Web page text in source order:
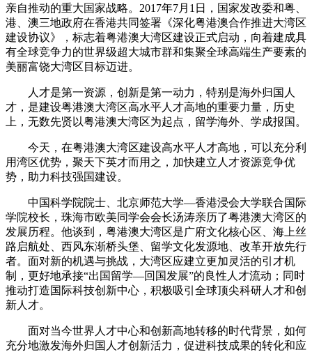
亲自推动的重大国家战略。2017年7月1日，国家发改委和粤、
港、澳三地政府在香港共同签署《深化粤港澳合作推进大湾区
建设协议》，标志着粤港澳大湾区建设正式启动，向着建成具
有全球竞争力的世界级超大城市群和集聚全球高端生产要素的
美丽富饶大湾区目标迈进。
人才是第一资源，创新是第一动力，特别是海外归国人
才，是建设粤港澳大湾区高水平人才高地的重要力量，历史
上，无数先贤以粤港澳大湾区为起点，留学海外、学成报国。
今天，在粤港澳大湾区建设高水平人才高地，可以充分利
用湾区优势，聚天下英才而用之，加快建立人才资源竞争优
势，助力科技强国建设。
中国科学院院士、北京师范大学—香港浸会大学联合国际
学院校长，珠海市欧美同学会会长汤涛亲历了粤港澳大湾区的
发展历程。他谈到，粤港澳大湾区是广府文化核心区、海上丝
路启航处、西风东渐桥头堡、留学文化发源地、改革开放先行
者。面对新的机遇与挑战，大湾区应建立更加灵活的引才机
制，更好地承接“出国留学—回国发展”的良性人才流动；同时
推动打造国际科技创新中心，积极吸引全球顶尖科研人才和创
新人才。
面对当今世界人才中心和创新高地转移的时代背景，如何
充分地激发海外归国人才创新活力，促进科技成果的转化和应